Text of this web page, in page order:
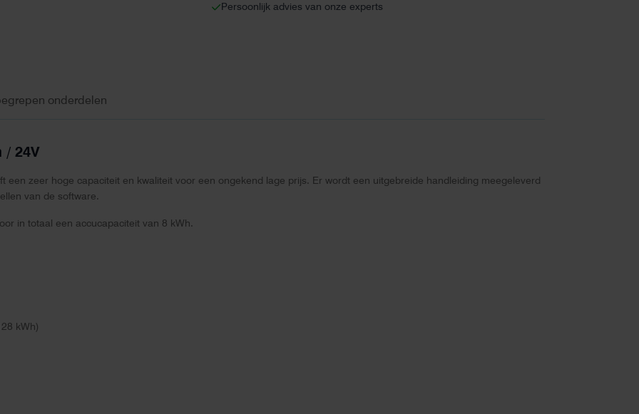
Persoonlijk advies van onze experts
onderdelen
/ 24V
een zeer hoge capaciteit en kwaliteit voor een ongekend lage prijs. Er wordt een uitgebreide handleiding meegeleverd
van de software.
in totaal een accucapaciteit van 8 kWh.
kWh)